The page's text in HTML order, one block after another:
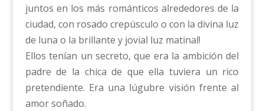
juntos en los más románticos alrededores de la
ciudad, con rosado crepúsculo o con la divina luz
de luna o la brillante y jovial luz matinal!
Ellos tenían un secreto, que era la ambición del
padre de la chica de que ella tuviera un rico
pretendiente. Era una lúgubre visión frente al
amor soñado.